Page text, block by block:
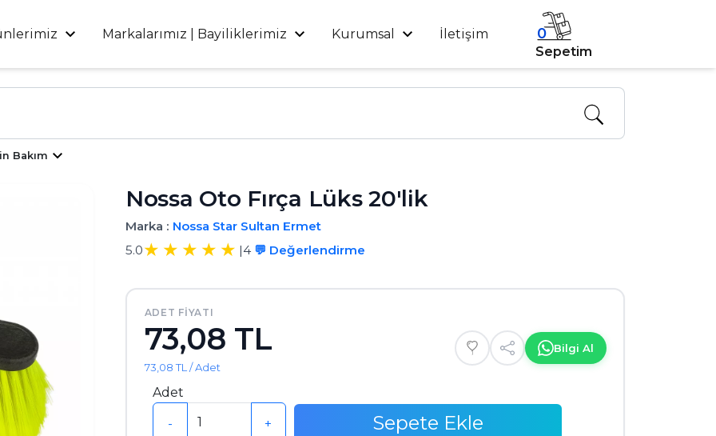
Markalarımız | Bayiliklerimiz Kurumsal İletişim 0
Sepetim
Bakım
Nossa Oto Fırça Lüks 20'lik
Marka : Nossa Star Sultan Ermet
5.0
|4 💬 Değerlendirme
ADET FIYATI
73,08 TL
73,08 TL / Adet
Bilgi Al
Adet
- + Sepete Ekle